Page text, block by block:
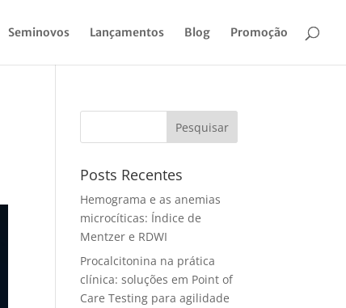
Seminovos Lançamentos Blog Promoção
Pesquisar
Posts Recentes
Hemograma e as anemias
microcíticas: Índice de
Mentzer e RDWI
Procalcitonina na prática
clínica: soluções em Point of
Care Testing para agilidade